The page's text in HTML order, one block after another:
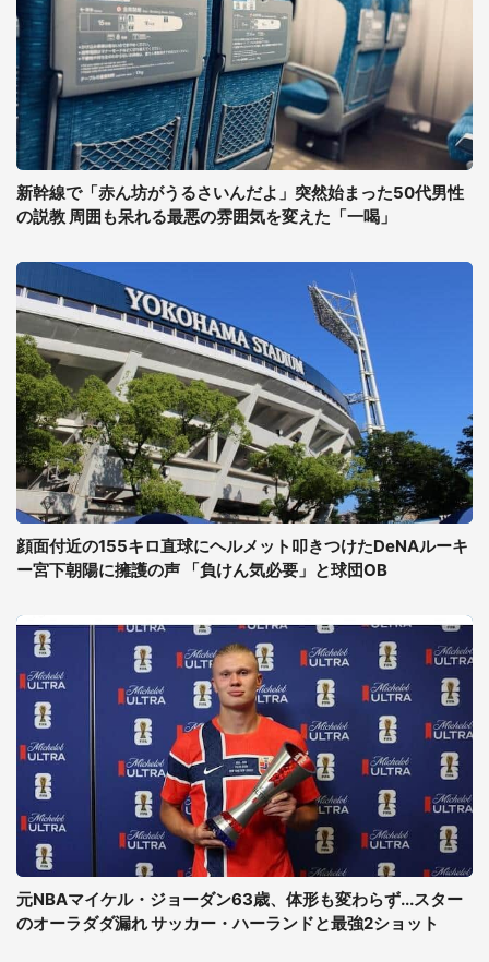
新幹線で「赤ん坊がうるさいんだよ」突然始まった50代男性
の説教 周囲も呆れる最悪の雰囲気を変えた「一喝」
顔面付近の155キロ直球にヘルメット叩きつけたDeNAルーキ
ー宮下朝陽に擁護の声 「負けん気必要」と球団OB
元NBAマイケル・ジョーダン63歳、体形も変わらず...スター
のオーラダダ漏れ サッカー・ハーランドと最強2ショット